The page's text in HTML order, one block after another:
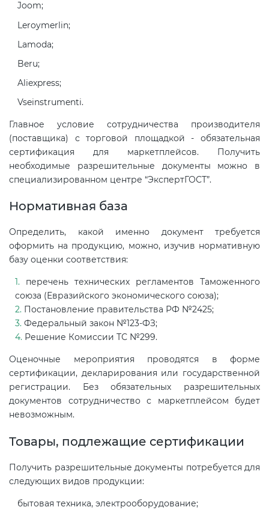
Joom;
Leroymerlin;
Lamoda;
Beru;
Aliexpress;
Vseinstrumenti.
Главное условие сотрудничества производителя
(поставщика) с торговой площадкой - обязательная
сертификация для маркетплейсов. Получить
необходимые разрешительные документы можно в
специализированном центре “ЭкспертГОСТ”.
Нормативная база
Определить, какой именно документ требуется
оформить на продукцию, можно, изучив нормативную
базу оценки соответствия:
перечень технических регламентов Таможенного
союза (Евразийского экономического союза);
Постановление правительства РФ №2425;
Федеральный закон №123-ФЗ;
Решение Комиссии ТС №299.
Оценочные мероприятия проводятся в форме
сертификации, декларирования или государственной
регистрации. Без обязательных разрешительных
документов сотрудничество с маркетплейсом будет
невозможным.
Товары, подлежащие сертификации
Получить разрешительные документы потребуется для
следующих видов продукции:
бытовая техника, электрооборудование;
Декларация ТР ТС
Декларирование косметики (ТР
ТС 009)
по схеме 5Д (ТР ТС 010)
Декларирование пищевой
продукции (ТР ТС 021)
Декларирование алкогольной
продукции (ТР ЕАЭС 047)
Декларирование
электромагнитной
совместимости (ТР ТС 020)
Сертификация детских товаров
(ТР ТС 007)
Сертификация товаров легкой
промышленности (ТР ТС 017)
оборудования (ТР ТС 010)
Сертификация средств
019)